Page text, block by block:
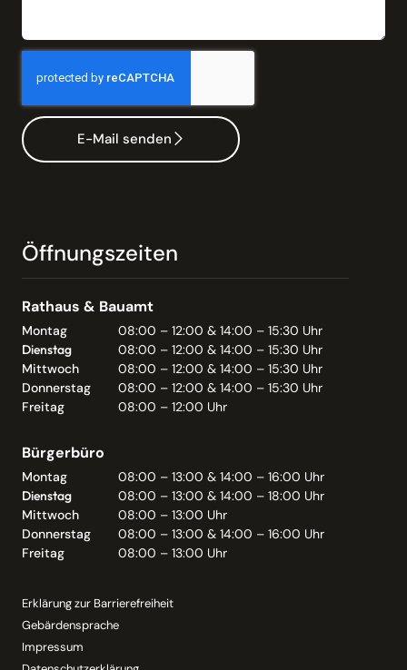
E-Mail senden
Öffnungszeiten
Rathaus & Bauamt
Montag
08:00 – 12:00 & 14:00 – 15:30 Uhr
Dienstag
08:00 – 12:00 & 14:00 – 15:30 Uhr
Mittwoch
08:00 – 12:00 & 14:00 – 15:30 Uhr
Donnerstag
08:00 – 12:00 & 14:00 – 15:30 Uhr
Freitag
08:00 – 12:00 Uhr
Bürgerbüro
Montag
08:00 – 13:00 & 14:00 – 16:00 Uhr
Dienstag
08:00 – 13:00 & 14:00 – 18:00 Uhr
Mittwoch
08:00 – 13:00 Uhr
Donnerstag
08:00 – 13:00 & 14:00 – 16:00 Uhr
Freitag
08:00 – 13:00 Uhr
Erklärung zur Barrierefreiheit
Gebärdensprache
Impressum